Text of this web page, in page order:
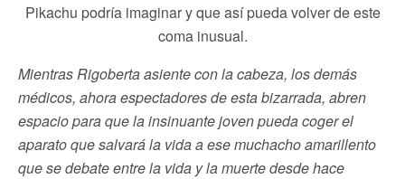
Pikachu podría imaginar y que así pueda volver de este
coma inusual.
Mientras Rigoberta asiente con la cabeza, los demás
médicos, ahora espectadores de esta bizarrada, abren
espacio para que la insinuante joven pueda coger el
aparato que salvará la vida a ese muchacho amarillento
que se debate entre la vida y la muerte desde hace